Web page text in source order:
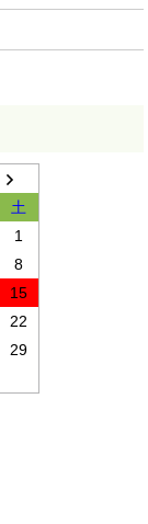
土
1
8
15
22
29